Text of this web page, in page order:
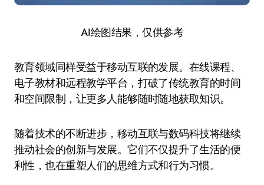
AI绘图结果，仅供参考
教育领域同样受益于移动互联的发展。在线课程、
电子教材和远程教学平台，打破了传统教育的时间
和空间限制，让更多人能够随时随地获取知识。
随着技术的不断进步，移动互联与数码科技将继续
推动社会的创新与发展。它们不仅提升了生活的便
利性，也在重塑人们的思维方式和行为习惯。